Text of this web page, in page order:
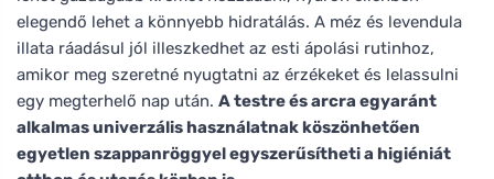
elegendő lehet a könnyebb hidratálás. A méz és levendula
illata ráadásul jól illeszkedhet az esti ápolási rutinhoz,
amikor meg szeretné nyugtatni az érzékeket és lelassulni
egy megterhelő nap után. A testre és arcra egyaránt
alkalmas univerzális használatnak köszönhetően
egyetlen szappanröggyel egyszerűsítheti a higiéniát